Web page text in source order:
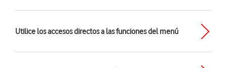
Utilice los accesos directos a las funciones del menú